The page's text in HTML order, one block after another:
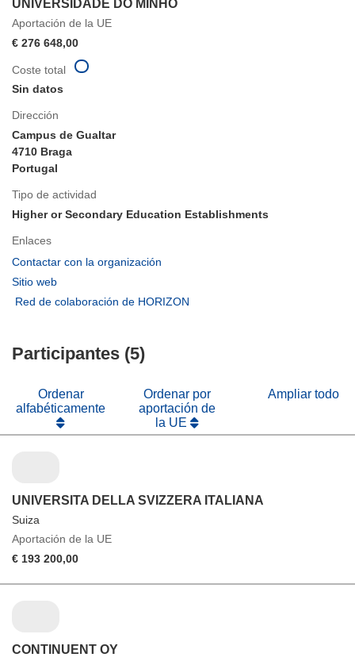
UNIVERSIDADE DO MINHO
Aportación de la UE
€ 276 648,00
Dirección
Campus de Gualtar
4710 Braga
Portugal
Tipo de actividad
Higher or Secondary Education Establishments
Enlaces
Contactar con la organización
en
Sitio web
abrirá
nueva
ventana)
Red de colaboración de HORIZON
Coste total
Sin datos
Participantes (5)
Ordenar
alfabéticamente
Ordenar por
aportación de
la UE
Ampliar todo
UNIVERSITA DELLA SVIZZERA ITALIANA
Suiza
Aportación de la UE
€ 193 200,00
CONTINUENT OY